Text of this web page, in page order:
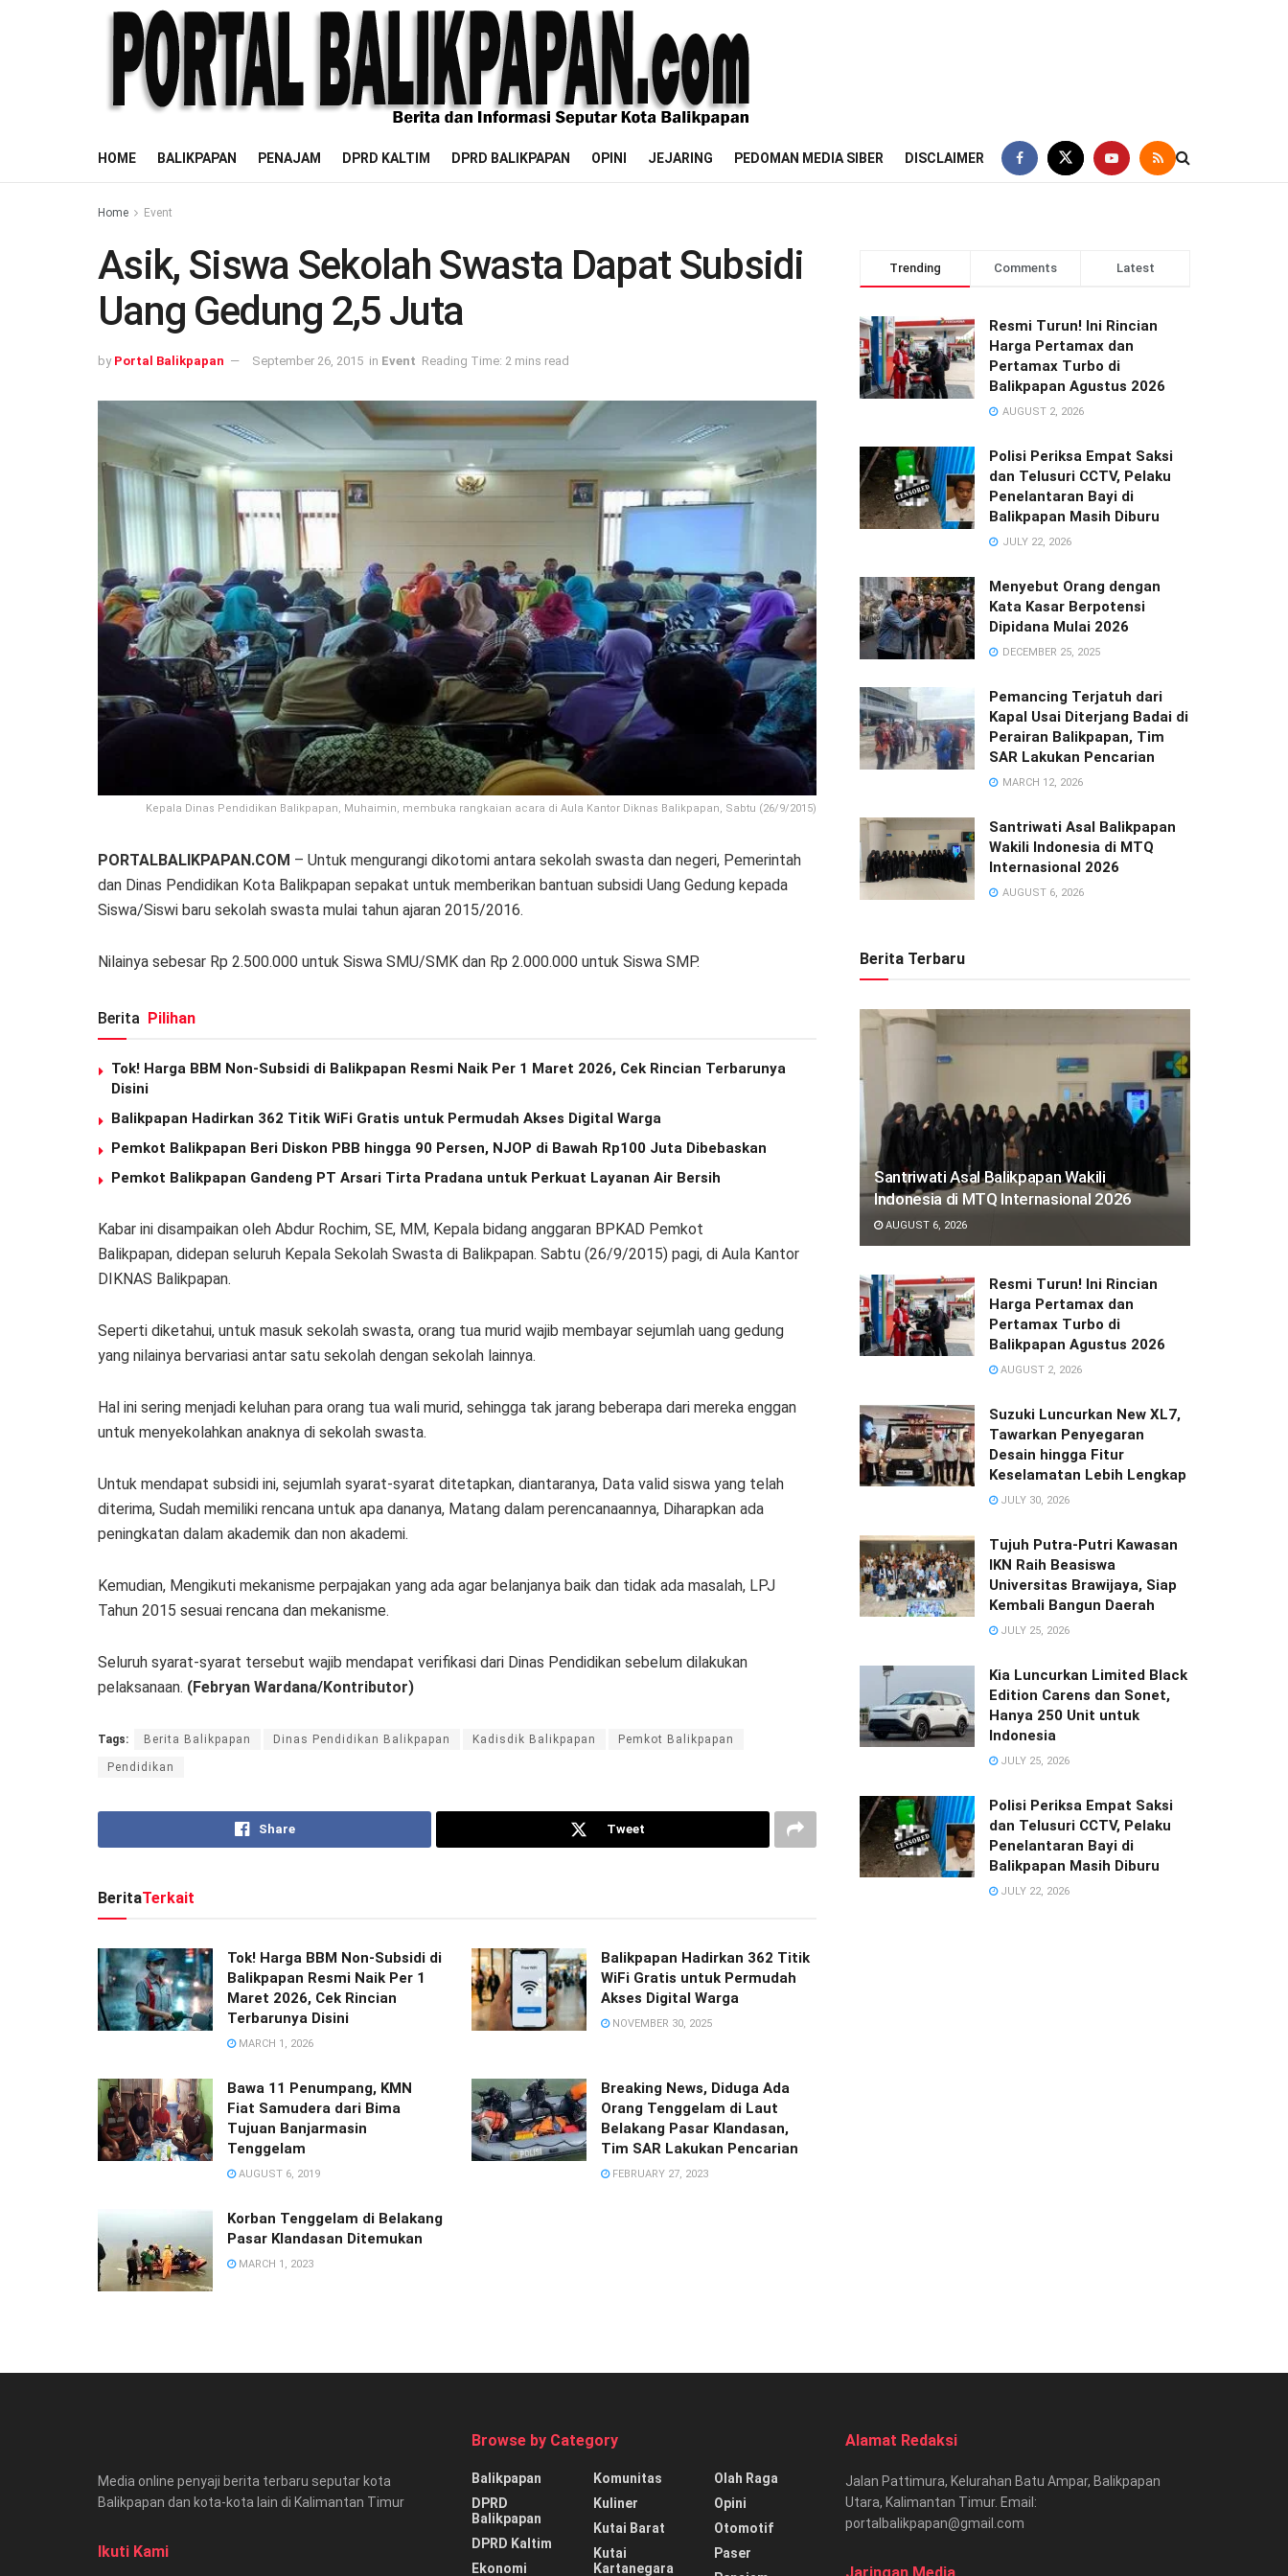
HOME BALIKPAPAN PENAJAM DPRD KALTIM DPRD BALIKPAPAN OPINI JEJARING PEDOMAN MEDIA SIBER DISCLAIMER
Home Event
Asik, Siswa Sekolah Swasta Dapat Subsidi
Uang Gedung 2,5 Juta
by Portal Balikpapan September 26, 2015 in Event Reading Time: 2 mins read
Kepala Dinas Pendidikan Balikpapan, Muhaimin, membuka rangkaian acara di Aula Kantor Diknas Balikpapan, Sabtu (26/9/2015)
PORTALBALIKPAPAN.COM – Untuk mengurangi dikotomi antara sekolah swasta dan negeri, Pemerintah
dan Dinas Pendidikan Kota Balikpapan sepakat untuk memberikan bantuan subsidi Uang Gedung kepada
Siswa/Siswi baru sekolah swasta mulai tahun ajaran 2015/2016.
Nilainya sebesar Rp 2.500.000 untuk Siswa SMU/SMK dan Rp 2.000.000 untuk Siswa SMP.
Berita Pilihan
Tok! Harga BBM Non-Subsidi di Balikpapan Resmi Naik Per 1 Maret 2026, Cek Rincian Terbarunya
Disini
Balikpapan Hadirkan 362 Titik WiFi Gratis untuk Permudah Akses Digital Warga
Pemkot Balikpapan Beri Diskon PBB hingga 90 Persen, NJOP di Bawah Rp100 Juta Dibebaskan
Pemkot Balikpapan Gandeng PT Arsari Tirta Pradana untuk Perkuat Layanan Air Bersih
Kabar ini disampaikan oleh Abdur Rochim, SE, MM, Kepala bidang anggaran BPKAD Pemkot
Balikpapan, didepan seluruh Kepala Sekolah Swasta di Balikpapan. Sabtu (26/9/2015) pagi, di Aula Kantor
DIKNAS Balikpapan.
Seperti diketahui, untuk masuk sekolah swasta, orang tua murid wajib membayar sejumlah uang gedung
yang nilainya bervariasi antar satu sekolah dengan sekolah lainnya.
Hal ini sering menjadi keluhan para orang tua wali murid, sehingga tak jarang beberapa dari mereka enggan
untuk menyekolahkan anaknya di sekolah swasta.
Untuk mendapat subsidi ini, sejumlah syarat-syarat ditetapkan, diantaranya, Data valid siswa yang telah
diterima, Sudah memiliki rencana untuk apa dananya, Matang dalam perencanaannya, Diharapkan ada
peningkatan dalam akademik dan non akademi.
Kemudian, Mengikuti mekanisme perpajakan yang ada agar belanjanya baik dan tidak ada masalah, LPJ
Tahun 2015 sesuai rencana dan mekanisme.
Seluruh syarat-syarat tersebut wajib mendapat verifikasi dari Dinas Pendidikan sebelum dilakukan
pelaksanaan. (Febryan Wardana/Kontributor)
Tags: Berita Balikpapan Dinas Pendidikan Balikpapan Kadisdik Balikpapan Pemkot Balikpapan
Pendidikan
Share Tweet
BeritaTerkait
Tok! Harga BBM Non-Subsidi di
Balikpapan Resmi Naik Per 1
Maret 2026, Cek Rincian
Terbarunya Disini
MARCH 1, 2026
Balikpapan Hadirkan 362 Titik
WiFi Gratis untuk Permudah
Akses Digital Warga
NOVEMBER 30, 2025
Bawa 11 Penumpang, KMN
Fiat Samudera dari Bima
Tujuan Banjarmasin
Tenggelam
AUGUST 6, 2019
Breaking News, Diduga Ada
Orang Tenggelam di Laut
Belakang Pasar Klandasan,
Tim SAR Lakukan Pencarian
FEBRUARY 27, 2023
Korban Tenggelam di Belakang
Pasar Klandasan Ditemukan
MARCH 1, 2023
Trending Comments Latest
Resmi Turun! Ini Rincian
Harga Pertamax dan
Pertamax Turbo di
Balikpapan Agustus 2026
AUGUST 2, 2026
Polisi Periksa Empat Saksi
dan Telusuri CCTV, Pelaku
Penelantaran Bayi di
Balikpapan Masih Diburu
JULY 22, 2026
Menyebut Orang dengan
Kata Kasar Berpotensi
Dipidana Mulai 2026
DECEMBER 25, 2025
Pemancing Terjatuh dari
Kapal Usai Diterjang Badai di
Perairan Balikpapan, Tim
SAR Lakukan Pencarian
MARCH 12, 2026
Santriwati Asal Balikpapan
Wakili Indonesia di MTQ
Internasional 2026
AUGUST 6, 2026
Berita Terbaru
Santriwati Asal Balikpapan Wakili
Indonesia di MTQ Internasional 2026
AUGUST 6, 2026
Resmi Turun! Ini Rincian
Harga Pertamax dan
Pertamax Turbo di
Balikpapan Agustus 2026
AUGUST 2, 2026
Suzuki Luncurkan New XL7,
Tawarkan Penyegaran
Desain hingga Fitur
Keselamatan Lebih Lengkap
JULY 30, 2026
Tujuh Putra-Putri Kawasan
IKN Raih Beasiswa
Universitas Brawijaya, Siap
Kembali Bangun Daerah
JULY 25, 2026
Kia Luncurkan Limited Black
Edition Carens dan Sonet,
Hanya 250 Unit untuk
Indonesia
JULY 25, 2026
Polisi Periksa Empat Saksi
dan Telusuri CCTV, Pelaku
Penelantaran Bayi di
Balikpapan Masih Diburu
JULY 22, 2026
Media online penyaji berita terbaru seputar kota
Balikpapan dan kota-kota lain di Kalimantan Timur
Ikuti Kami
Browse by Category
Balikpapan
DPRD
Balikpapan
DPRD Kaltim
Ekonomi
Komunitas
Kuliner
Kutai Barat
Kutai
Kartanegara
Olah Raga
Opini
Otomotif
Paser
Alamat Redaksi
Jalan Pattimura, Kelurahan Batu Ampar, Balikpapan
Utara, Kalimantan Timur. Email:
portalbalikpapan@gmail.com